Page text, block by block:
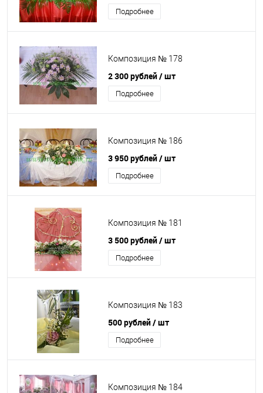
Подробнее
Композиция № 178
2 300 рублей/ шт
Подробнее
Композиция № 186
3 950 рублей/ шт
Подробнее
Композиция № 181
3 500 рублей/ шт
Подробнее
Композиция № 183
500 рублей/ шт
Подробнее
Композиция № 184